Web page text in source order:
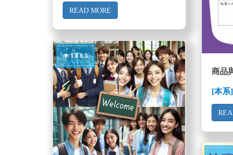
READ MORE
[本系]
1883